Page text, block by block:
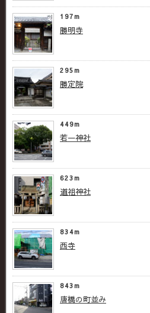
197m
勝明寺
295m
勝定院
449m
若一神社
623m
道祖神社
834m
西寺
843m
唐橋の町並み